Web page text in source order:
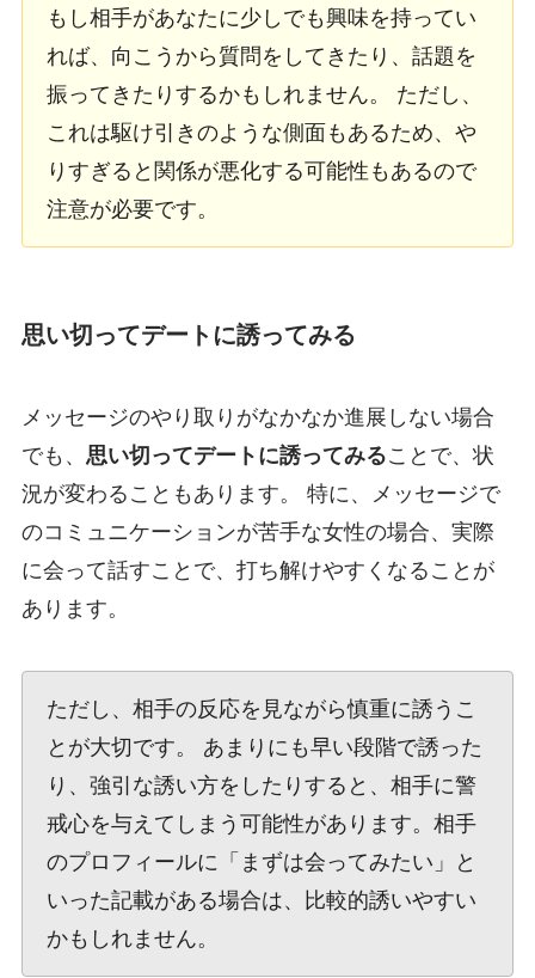
もし相手があなたに少しでも興味を持ってい
れば、向こうから質問をしてきたり、話題を
振ってきたりするかもしれません。 ただし、
これは駆け引きのような側面もあるため、や
りすぎると関係が悪化する可能性もあるので
注意が必要です。
思い切ってデートに誘ってみる
メッセージのやり取りがなかなか進展しない場合
でも、 思い切ってデートに誘ってみることで、状
況が変わることもあります。 特に、メッセージで
のコミュニケーションが苦手な女性の場合、実際
に会って話すことで、打ち解けやすくなることが
あります。
ただし、相手の反応を見ながら慎重に誘うこ
とが大切です。 あまりにも早い段階で誘った
り、強引な誘い方をしたりすると、相手に警
戒心を与えてしまう可能性があります。相手
のプロフィールに「まずは会ってみたい」と
いった記載がある場合は、比較的誘いやすい
かもしれません。